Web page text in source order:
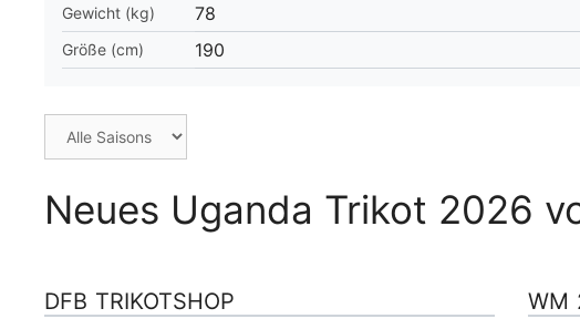
Gewicht (kg) 78
Größe (cm) 190
Neues Uganda Trikot 2026
DFB TRIKOTSHOP WM